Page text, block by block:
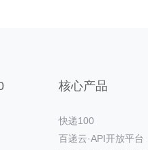
核心产品
快递100
百递云·API开放平台